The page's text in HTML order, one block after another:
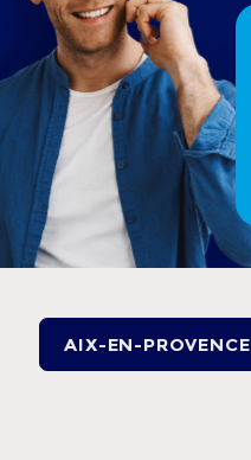
AIX-EN-PROVENCE